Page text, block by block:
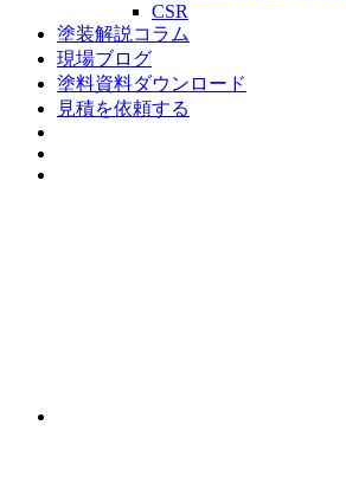
CSR
塗装解説コラム
現場ブログ
塗料資料ダウンロード
見積を依頼する